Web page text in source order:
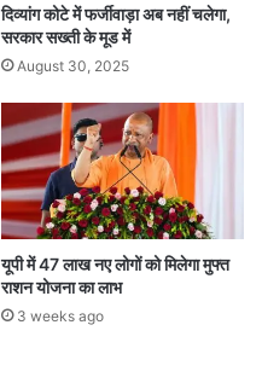
दिव्यांग कोटे में फर्जीवाड़ा अब नहीं चलेगा,
सरकार सख्ती के मूड में
August 30, 2025
यूपी में 47 लाख नए लोगों को मिलेगा मुफ्त
राशन योजना का लाभ
3 weeks ago